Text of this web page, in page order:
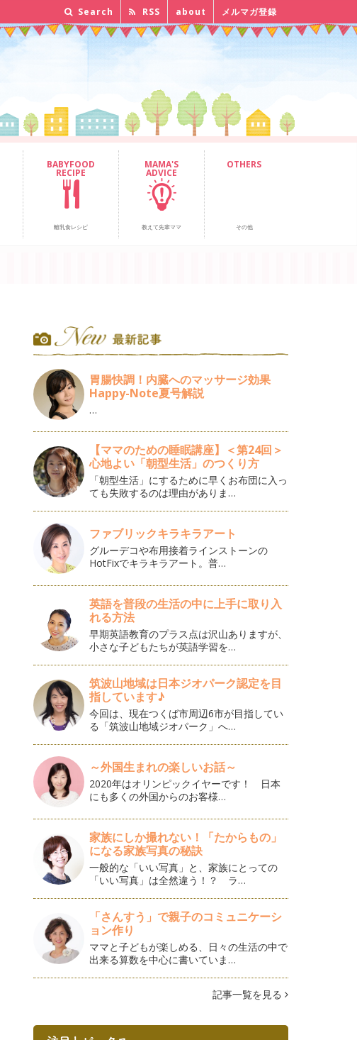
Search RSS about メルマガ登録
BABYFOOD
RECIPE
離乳食レシピ
MAMA'S
ADVICE
教えて先輩ママ
OTHERS
その他
胃腸快調！内臓へのマッサージ効果
Happy-Note夏号解説
…
【ママのための睡眠講座】＜第24回＞
心地よい「朝型生活」のつくり方
「朝型生活」にするために早くお布団に入っ
ても失敗するのは理由がありま…
ファブリックキラキラアート
グルーデコや布用接着ラインストーンの
HotFixでキラキラアート。普…
英語を普段の生活の中に上手に取り入
れる方法
早期英語教育のプラス点は沢山ありますが、
小さな子どもたちが英語学習を…
筑波山地域は日本ジオパーク認定を目
指しています♪
今回は、現在つくば市周辺6市が目指してい
る「筑波山地域ジオパーク」へ…
～外国生まれの楽しいお話～
2020年はオリンピックイヤーです！ 日本
にも多くの外国からのお客様…
家族にしか撮れない！「たからもの」
になる家族写真の秘訣
一般的な「いい写真」と、家族にとっての
「いい写真」は全然違う！？ ラ…
「さんすう」で親子のコミュニケーシ
ョン作り
ママと子どもが楽しめる、日々の生活の中で
出来る算数を中心に書いていま…
記事一覧を見る